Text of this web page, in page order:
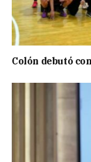
Colón debutó